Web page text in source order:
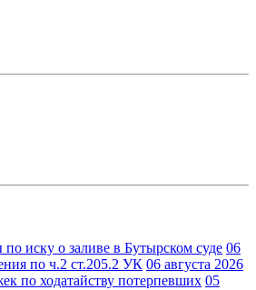
иску о заливе в Бутырском суде 06
по ч.2 ст.205.2 УК 06 августа 2026
по ходатайству потерпевших 05